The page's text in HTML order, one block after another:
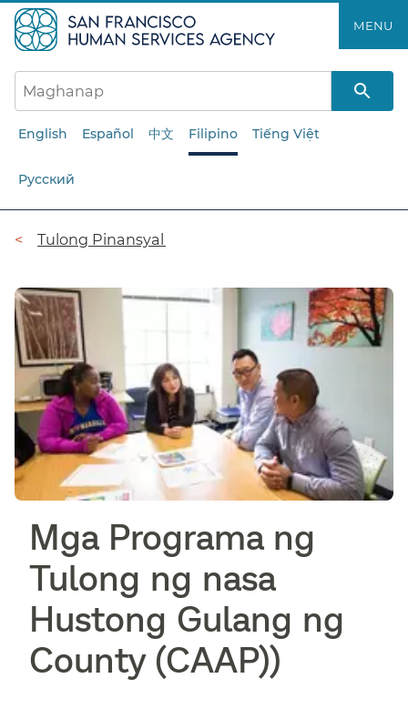
ang
pangunahing
nilalaman​​
MENU​​
English Español 中文 Filipino Tiếng Việt
Русский
Breadcrumb​​
Tulong Pinansyal​​
Mga Programa ng
Tulong ng nasa
Hustong Gulang ng
County (CAAP))​​